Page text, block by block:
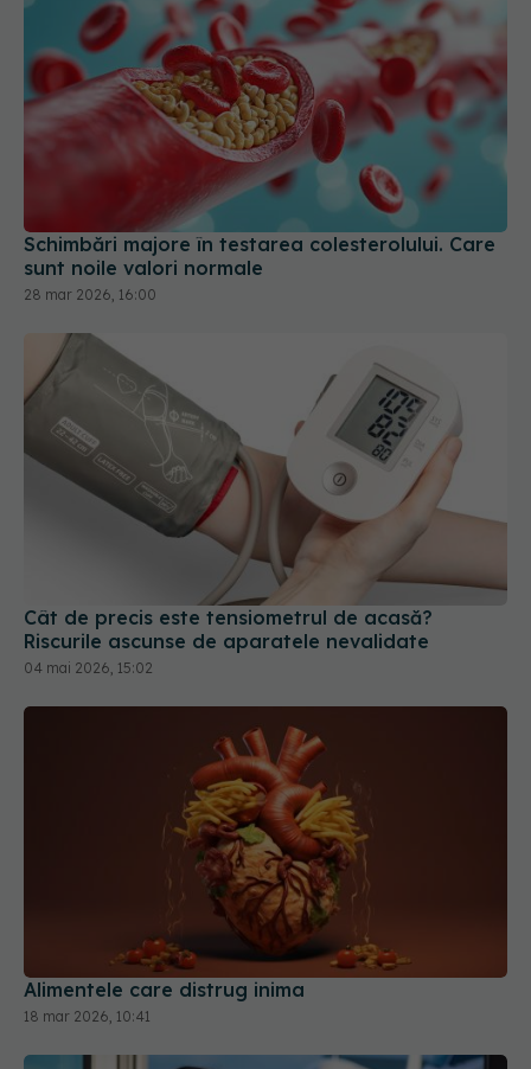
Schimbări majore în testarea colesterolului. Care
sunt noile valori normale
Cât de precis este tensiometrul de acasă?
Riscurile ascunse de aparatele nevalidate
Alimentele care distrug inima